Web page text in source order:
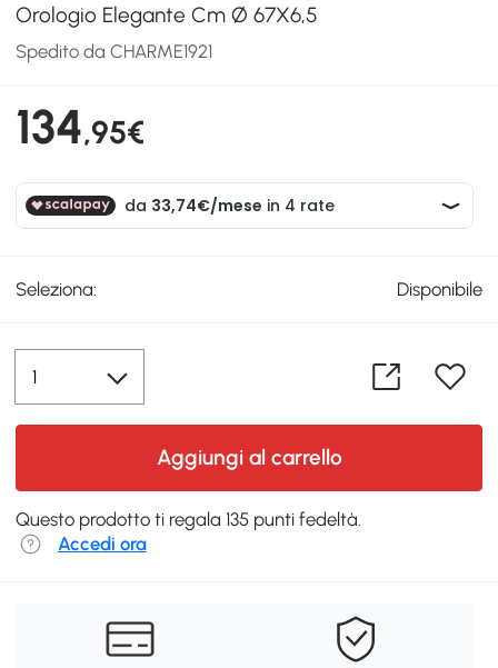
Orologio Elegante Cm Ø 67X6,5
Spedito da CHARME1921
134,95€
Seleziona: Disponibile
Aggiungi al carrello
Questo prodotto ti regala 135 punti fedeltà.
Accedi ora